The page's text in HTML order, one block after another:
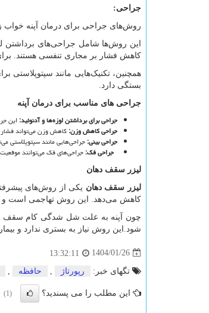
جراحی:
روش‌های جراحی برای درمان آپنه خواب
این روش‌ها شامل جراحی‌های برداشتن
کاهش فشار بر مجاری تنفسی هستند.
همچنین، تکنیک‌هایی مانند سپتوپلاستی
بستگی دارد.
جراحی های مناسب برای درمان آپنه
جراحی برای برداشتن لوزه‌ها و آدنوئید:این
جراحی کاهش وزن:کاهش وزن می‌تواند
جراحی بینی:جراحی‌هایی مانند سپتوپلاستی
جراحی فک:جراحی‌های فک می‌توانند
لیزر سقف دهان
لیزر سقف دهان یکی از روش‌های
کاهش می‌دهد. این روش تهاجمی است و
چون آپنه به علت شل شدگی کام سقف
شود.این روش نیاز به بستری ندارد و
1404/01/26
13:32:11
تگهای خبر: رپورتاژ حافظه
این مطلب را می پسندید؟ (1)